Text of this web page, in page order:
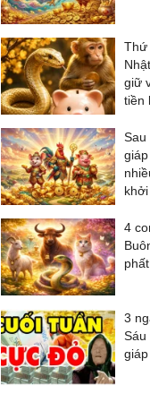
Thứ
giữ
tiền
Sau
4
3
Sáu